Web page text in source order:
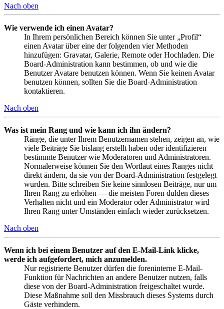
Nach oben
Wie verwende ich einen Avatar?
In Ihrem persönlichen Bereich können Sie unter „Profil“
einen Avatar über eine der folgenden vier Methoden
hinzufügen: Gravatar, Galerie, Remote oder Hochladen. Die
Board-Administration kann bestimmen, ob und wie die
Benutzer Avatare benutzen können. Wenn Sie keinen Avatar
benutzen können, sollten Sie die Board-Administration
kontaktieren.
Nach oben
Was ist mein Rang und wie kann ich ihn ändern?
Ränge, die unter Ihrem Benutzernamen stehen, zeigen an, wie
viele Beiträge Sie bislang erstellt haben oder identifizieren
bestimmte Benutzer wie Moderatoren und Administratoren.
Normalerweise können Sie den Wortlaut eines Ranges nicht
direkt ändern, da sie von der Board-Administration festgelegt
wurden. Bitte schreiben Sie keine sinnlosen Beiträge, nur um
Ihren Rang zu erhöhen — die meisten Foren dulden dieses
Verhalten nicht und ein Moderator oder Administrator wird
Ihren Rang unter Umständen einfach wieder zurücksetzen.
Nach oben
Wenn ich bei einem Benutzer auf den E-Mail-Link klicke,
werde ich aufgefordert, mich anzumelden.
Nur registrierte Benutzer dürfen die foreninterne E-Mail-
Funktion für Nachrichten an andere Benutzer nutzen, falls
diese von der Board-Administration freigeschaltet wurde.
Diese Maßnahme soll den Missbrauch dieses Systems durch
Gäste verhindern.